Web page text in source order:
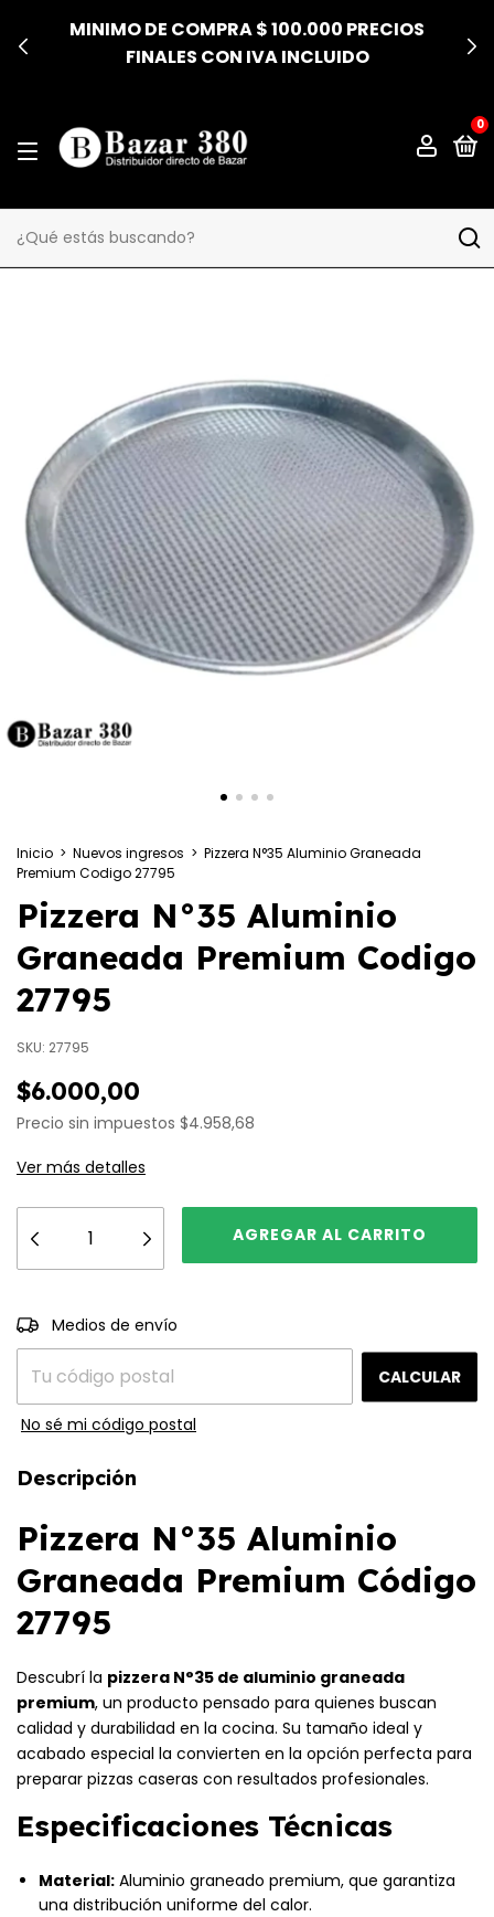
MINIMO DE COMPRA $ 100.000 PRECIOS
FINALES CON IVA INCLUIDO
0
Inicio > Nuevos ingresos > Pizzera N°35 Aluminio Graneada
Premium Codigo 27795
Pizzera N°35 Aluminio
Graneada Premium Codigo
27795
SKU: 27795
$6.000,00
Precio sin impuestos $4.958,68
Ver más detalles
Entregas para el CP:
Medios de envío
CALCULAR
No sé mi código postal
Descripción
Pizzera N°35 Aluminio
Graneada Premium Código
27795
Descubrí la pizzera N°35 de aluminio graneada
premium, un producto pensado para quienes buscan
calidad y durabilidad en la cocina. Su tamaño ideal y
acabado especial la convierten en la opción perfecta para
preparar pizzas caseras con resultados profesionales.
Especificaciones Técnicas
Material: Aluminio graneado premium, que garantiza
una distribución uniforme del calor.